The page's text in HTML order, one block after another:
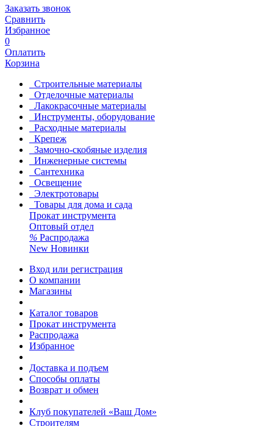
Заказать звонок
Сравнить
Избранное
0
Оплатить
Корзина
Строительные материалы
Отделочные материалы
Лакокрасочные материалы
Инструменты, оборудование
Расходные материалы
Крепеж
Замочно-скобяные изделия
Инженерные системы
Сантехника
Освещение
Электротовары
Товары для дома и сада
Прокат инструмента
Оптовый отдел
% Распродажа
New Новинки
Вход или регистрация
О компании
Магазины
Каталог товаров
Прокат инструмента
Распродажа
Избранное
Доставка и подъем
Способы оплаты
Возврат и обмен
Клуб покупателей «Ваш Дом»
Строителям